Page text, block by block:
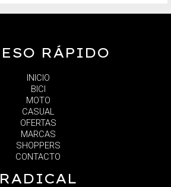
RÁPIDO
INICIO
BICI
MOTO
CASUAL
OFERTAS
MARCAS
SHOPPERS
CONTACTO
RADICAL